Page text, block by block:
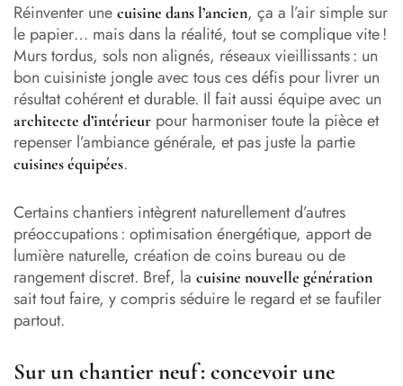
Réinventer une cuisine dans l’ancien, ça a l’air simple sur
le papier… mais dans la réalité, tout se complique vite !
Murs tordus, sols non alignés, réseaux vieillissants : un
bon cuisiniste jongle avec tous ces défis pour livrer un
résultat cohérent et durable. Il fait aussi équipe avec un
architecte d’intérieur pour harmoniser toute la pièce et
repenser l’ambiance générale, et pas juste la partie
cuisines équipées.
Certains chantiers intègrent naturellement d’autres
préoccupations : optimisation énergétique, apport de
lumière naturelle, création de coins bureau ou de
rangement discret. Bref, la cuisine nouvelle génération
sait tout faire, y compris séduire le regard et se faufiler
partout.
Sur un chantier neuf : concevoir une